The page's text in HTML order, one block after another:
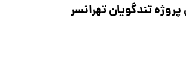
تندگویان تهرانسر